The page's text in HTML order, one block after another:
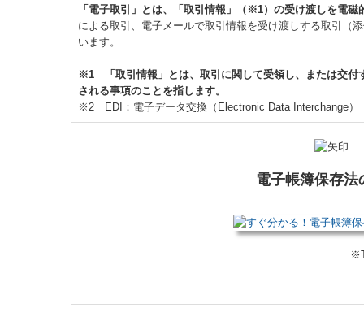
「電子取引」とは、「取引情報」（※1）の受け渡しを電
による取引、電子メールで取引情報を受け渡しする取引（
います。
※1 「取引情報」とは、取引に関して受領し、または交付
される事項のことを指します。
※2 EDI：電子データ交換（Electronic Data Interchange）
電子帳簿保存法